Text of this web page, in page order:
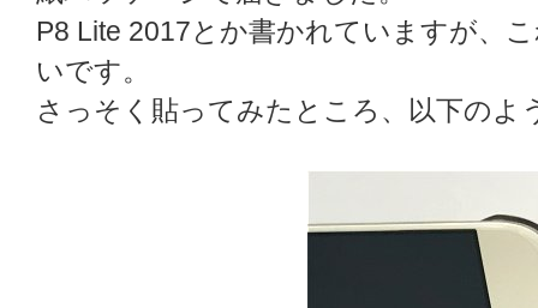
P8 Lite 2017とか書かれていますが、
いです。
さっそく貼ってみたところ、以下のよ